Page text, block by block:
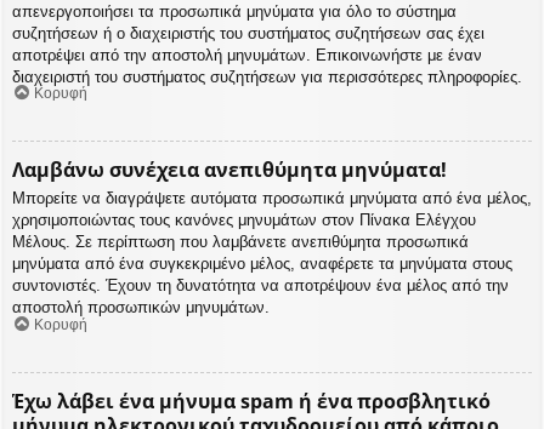
απενεργοποιήσει τα προσωπικά μηνύματα για όλο το σύστημα
συζητήσεων ή ο διαχειριστής του συστήματος συζητήσεων σας έχει
αποτρέψει από την αποστολή μηνυμάτων. Επικοινωνήστε με έναν
διαχειριστή του συστήματος συζητήσεων για περισσότερες πληροφορίες.
Κορυφή
Λαμβάνω συνέχεια ανεπιθύμητα μηνύματα!
Μπορείτε να διαγράψετε αυτόματα προσωπικά μηνύματα από ένα μέλος,
χρησιμοποιώντας τους κανόνες μηνυμάτων στον Πίνακα Ελέγχου
Μέλους. Σε περίπτωση που λαμβάνετε ανεπιθύμητα προσωπικά
μηνύματα από ένα συγκεκριμένο μέλος, αναφέρετε τα μηνύματα στους
συντονιστές. Έχουν τη δυνατότητα να αποτρέψουν ένα μέλος από την
αποστολή προσωπικών μηνυμάτων.
Κορυφή
Έχω λάβει ένα μήνυμα spam ή ένα προσβλητικό